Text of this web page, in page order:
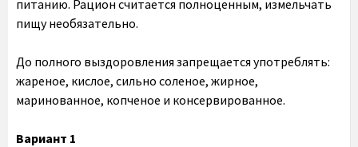
питанию. Рацион считается полноценным, измельчать
пищу необязательно.
До полного выздоровления запрещается употреблять:
жареное, кислое, сильно соленое, жирное,
маринованное, копченое и консервированное.
Вариант 1